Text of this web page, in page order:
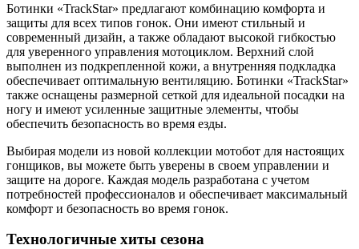
Ботинки «TrackStar» предлагают комбинацию комфорта и
защиты для всех типов гонок. Они имеют стильный и
современный дизайн, а также обладают высокой гибкостью
для уверенного управления мотоциклом. Верхний слой
выполнен из подкрепленной кожи, а внутренняя подкладка
обеспечивает оптимальную вентиляцию. Ботинки «TrackStar»
также оснащены размерной сеткой для идеальной посадки на
ногу и имеют усиленные защитные элементы, чтобы
обеспечить безопасность во время езды.
Выбирая модели из новой коллекции мотобот для настоящих
гонщиков, вы можете быть уверены в своем управлении и
защите на дороге. Каждая модель разработана с учетом
потребностей профессионалов и обеспечивает максимальный
комфорт и безопасность во время гонок.
Технологичные хиты сезона